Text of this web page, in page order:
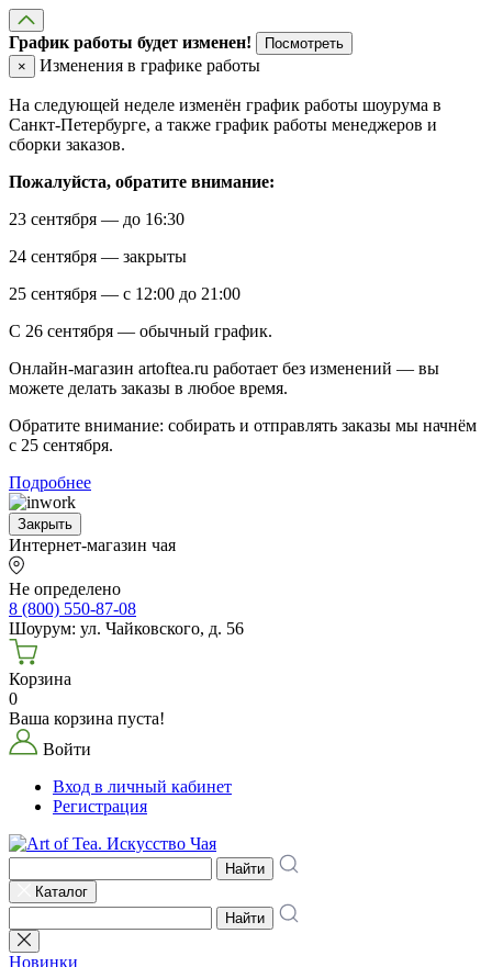
График работы будет изменен!
Посмотреть
×
Изменения в графике работы
На следующей неделе изменён график работы шоурума в
Санкт-Петербурге, а также график работы менеджеров и
сборки заказов.
Пожалуйста, обратите внимание:
23 сентября — до 16:30
24 сентября — закрыты
25 сентября — с 12:00 до 21:00
С 26 сентября — обычный график.
Онлайн-магазин artoftea.ru работает без изменений — вы
можете делать заказы в любое время.
Обратите внимание: собирать и отправлять заказы мы начнём
с 25 сентября.
Подробнее
Закрыть
Интернет-магазин чая
Не определено
8 (800) 550-87-08
Шоурум: ул. Чайковского, д. 56
Корзина
0
Ваша корзина пуста!
Войти
Вход в личный кабинет
Регистрация
Найти
Каталог
Найти
Новинки